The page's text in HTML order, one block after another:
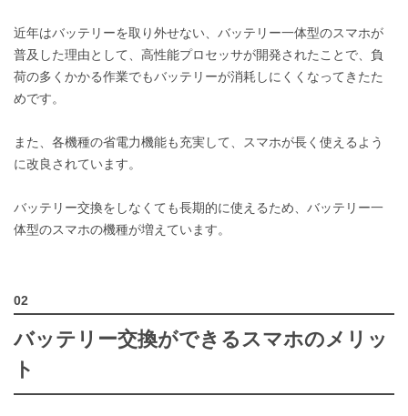
近年はバッテリーを取り外せない、バッテリー一体型のスマホが
普及した理由として、高性能プロセッサが開発されたことで、負
荷の多くかかる作業でもバッテリーが消耗しにくくなってきたた
めです。
また、各機種の省電力機能も充実して、スマホが長く使えるよう
に改良されています。
バッテリー交換をしなくても長期的に使えるため、バッテリー一
体型のスマホの機種が増えています。
バッテリー交換ができるスマホのメリッ
ト